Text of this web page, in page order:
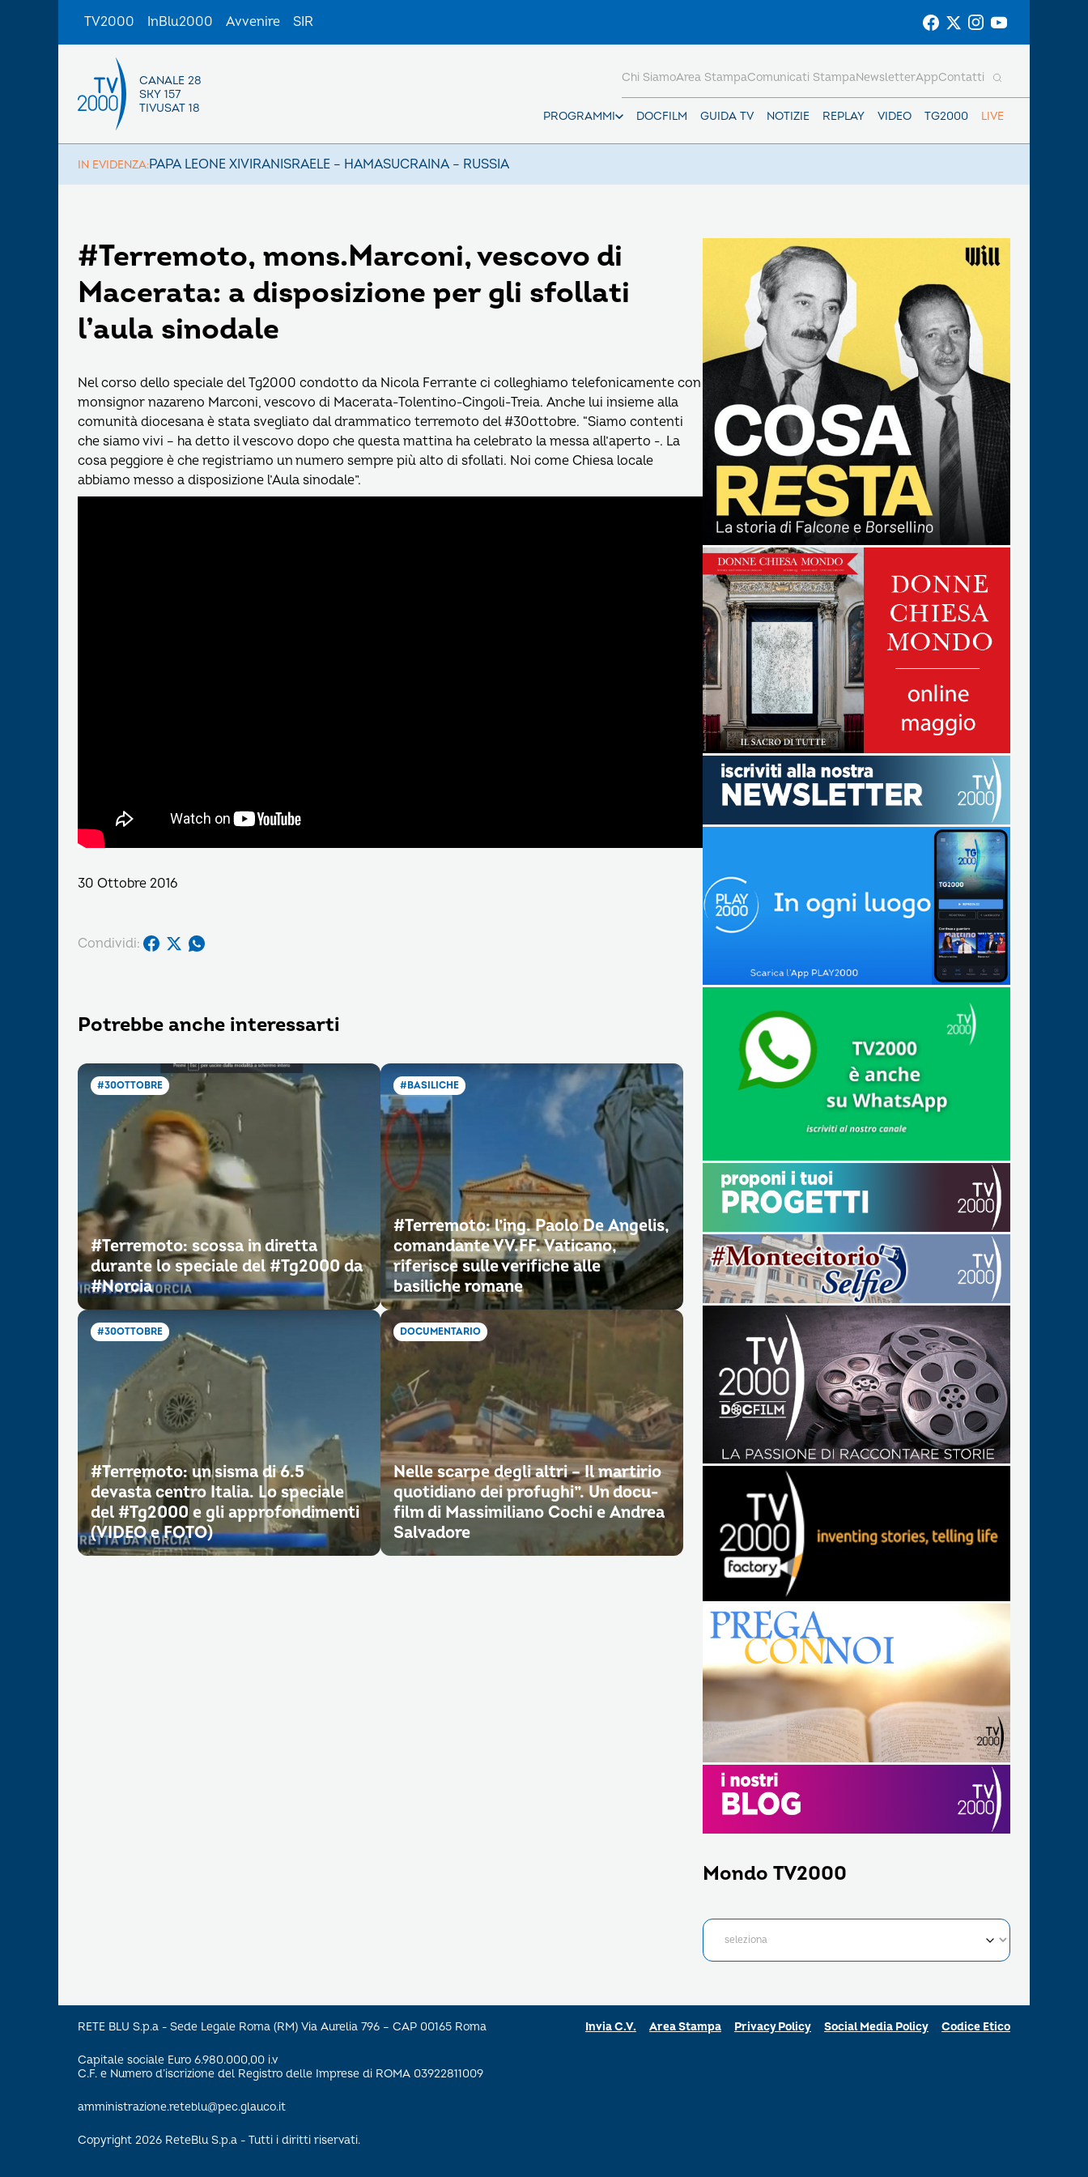
TV2000 InBlu2000 Avvenire SIR
CANALE 28
SKY 157
TIVUSAT 18
PROGRAMMI DOCFILM GUIDA TV NOTIZIE REPLAY VIDEO TG2000 LIVE
Chi SiamoArea StampaComunicati StampaNewsletterAppContatti
IN EVIDENZA:PAPA LEONE XIVIRANISRAELE – HAMASUCRAINA – RUSSIA
#Terremoto, mons.Marconi, vescovo di
Macerata: a disposizione per gli sfollati
l’aula sinodale
Nel corso dello speciale del Tg2000 condotto da Nicola Ferrante ci colleghiamo telefonicamente con
monsignor nazareno Marconi, vescovo di Macerata-Tolentino-Cingoli-Treia. Anche lui insieme alla
comunità diocesana è stata svegliato dal drammatico terremoto del #30ottobre. “Siamo contenti
che siamo vivi – ha detto il vescovo dopo che questa mattina ha celebrato la messa all’aperto -. La
cosa peggiore è che registriamo un numero sempre più alto di sfollati. Noi come Chiesa locale
abbiamo messo a disposizione l’Aula sinodale”.
30 Ottobre 2016
Condividi:
Potrebbe anche interessarti
#30OTTOBRE
#Terremoto: scossa in diretta
durante lo speciale del #Tg2000 da
#Norcia
#BASILICHE
#Terremoto: l’ing. Paolo De Angelis,
comandante VV.FF. Vaticano,
riferisce sulle verifiche alle
basiliche romane
#30OTTOBRE
#Terremoto: un sisma di 6.5
devasta centro Italia. Lo speciale
del #Tg2000 e gli approfondimenti
(VIDEO e FOTO)
DOCUMENTARIO
Nelle scarpe degli altri – Il martirio
quotidiano dei profughi”. Un docu-
film di Massimiliano Cochi e Andrea
Salvadore
Mondo TV2000
RETE BLU S.p.a - Sede Legale Roma (RM) Via Aurelia 796 – CAP 00165 Roma
Capitale sociale Euro 6.980.000,00 i.v
C.F. e Numero d’iscrizione del Registro delle Imprese di ROMA 03922811009
amministrazione.reteblu@pec.glauco.it
Copyright 2026 ReteBlu S.p.a - Tutti i diritti riservati.
Invia C.V. Area Stampa Privacy Policy Social Media Policy Codice Etico